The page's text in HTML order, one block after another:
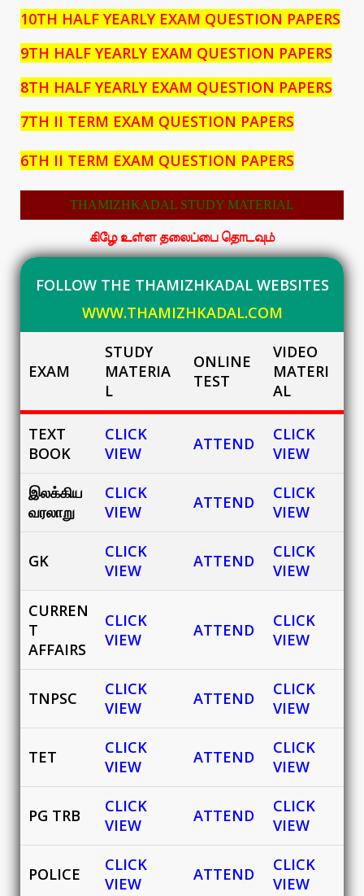
10TH HALF YEARLY EXAM QUESTION PAPERS
9TH HALF YEARLY EXAM QUESTION PAPERS
8TH HALF YEARLY EXAM QUESTION PAPERS
7TH II TERM EXAM QUESTION PAPERS
6TH II TERM EXAM QUESTION PAPERS
THAMIZHKADAL STUDY MATERIAL
கிழே உள்ள தலைப்பை தொடவும்
FOLLOW THE THAMIZHKADAL WEBSITES
WWW.THAMIZHKADAL.COM
EXAM
STUDY
MATERIA
L
ONLINE
TEST
VIDEO
MATERI
AL
TEXT
BOOK
CLICK
VIEW
ATTEND
CLICK
VIEW
இலக்கிய
வரலாறு
CLICK
VIEW
ATTEND
CLICK
VIEW
GK
CLICK
VIEW
ATTEND
CLICK
VIEW
CURREN
T
AFFAIRS
CLICK
VIEW
ATTEND
CLICK
VIEW
TNPSC
CLICK
VIEW
ATTEND
CLICK
VIEW
TET
CLICK
VIEW
ATTEND
CLICK
VIEW
PG TRB
CLICK
VIEW
ATTEND
CLICK
VIEW
POLICE
CLICK
VIEW
ATTEND
CLICK
VIEW